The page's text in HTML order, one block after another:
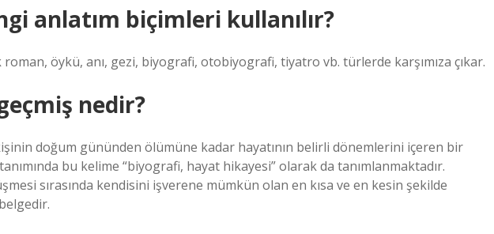
anlatım biçimleri kullanılır?
roman, öykü, anı, gezi, biyografi, otobiyografi, tiyatro vb. türlerde karşımıza çıkar.
nedir?
doğum gününden ölümüne kadar hayatının belirli dönemlerini içeren bir
bu kelime “biyografi, hayat hikayesi” olarak da tanımlanmaktadır.
sırasında kendisini işverene mümkün olan en kısa ve en kesin şekilde